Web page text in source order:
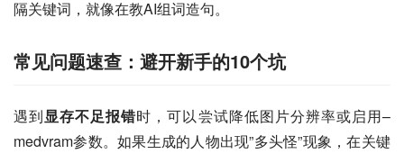
隔关键词，就像在教AI组词造句。
常见问题速查：避开新手的10个坑
遇到显存不足报错时，可以尝试降低图片分辨率或启用–
medvram参数。如果生成的人物出现”多头怪”现象，在关键